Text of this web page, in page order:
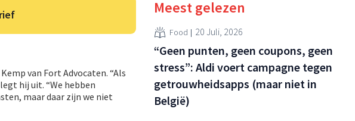
van Fort Advocaten. “Als
hij uit. “We hebben
maar daar zijn we niet
Meest gelezen
Food 20 Juli, 2026
“Geen punten, geen coupons, geen
stress”: Aldi voert campagne tegen
getrouwheidsapps (maar niet in
België)